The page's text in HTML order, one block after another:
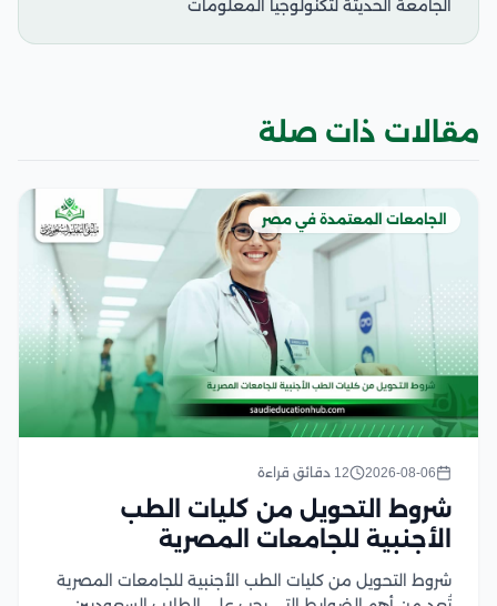
الجامعة الحديثة لتكنولوجيا المعلومات
مقالات ذات صلة
الجامعات المعتمدة في مصر
2026-08-06 12 دقائق قراءة
شروط التحويل من كليات الطب
الأجنبية للجامعات المصرية
شروط التحويل من كليات الطب الأجنبية للجامعات المصرية